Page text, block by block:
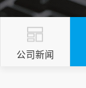
公司新闻